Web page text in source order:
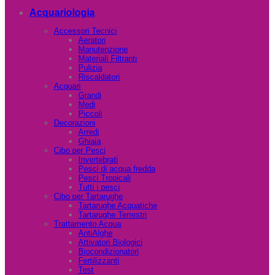
Acquariologia
Accessori Tecnici
Aeratori
Manutenzione
Materiali Filtranti
Pulizia
Riscaldatori
Acquari
Grandi
Medi
Piccoli
Decorazioni
Arredi
Ghiaia
Cibo per Pesci
Invertebrati
Pesci di acqua fredda
Pesci Tropicali
Tutti i pesci
Cibo per Tartarughe
Tartarughe Acquatiche
Tartarughe Terrestri
Trattamento Acqua
AntiAlghe
Attivatori Biologici
Biocondizionatori
Fertilizzanti
Test